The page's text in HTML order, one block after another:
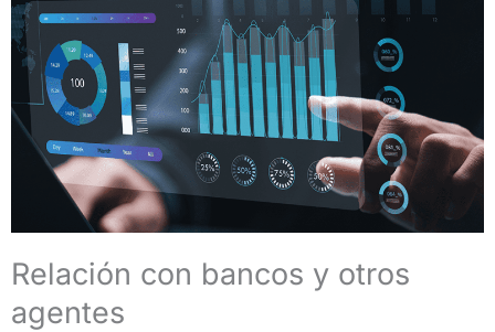
Relación con bancos y otros
agentes